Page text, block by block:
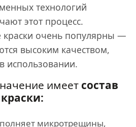
технологий
этот процесс.
краски очень популярны —
высоким качеством,
использовании.
имеет состав
краски:
микротрещины,